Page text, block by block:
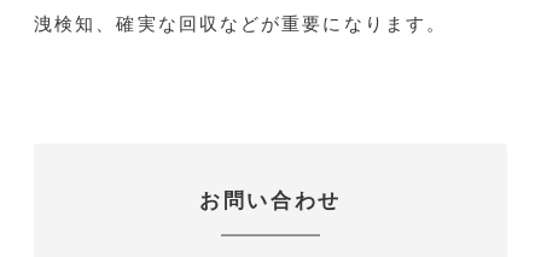
洩検知、確実な回収などが重要になります。
お問い合わせ